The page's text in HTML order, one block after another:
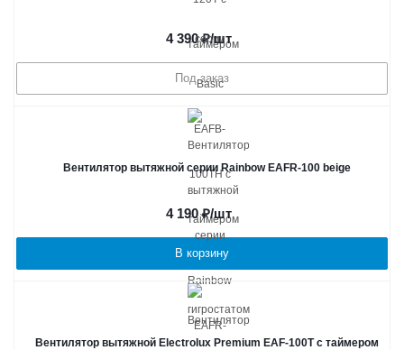
4 390₽/шт
Под заказ
Вентилятор вытяжной серии Rainbow EAFR-100 beige
4 190₽/шт
В корзину
Вентилятор вытяжной Electrolux Premium EAF-100T с таймером